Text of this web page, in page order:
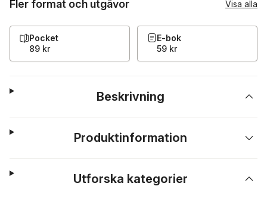
Fler format och utgåvor Visa alla
Pocket
89 kr
E-bok
59 kr
Beskrivning
Produktinformation
Utforska kategorier